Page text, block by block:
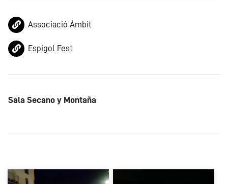
Associació Àmbit
Espigol Fest
Sala Secano y Montaña